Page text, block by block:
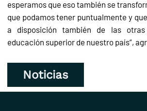
esperamos que eso también se
que podamos tener puntualmente y
a disposición también de las
educación superior de nuestro país”,
Noticias